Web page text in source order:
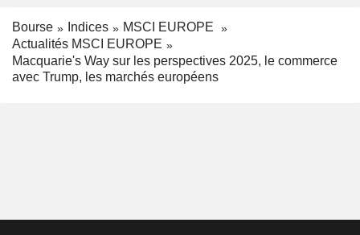
Bourse Indices
MSCI EUROPE
Actualités MSCI EUROPE
Macquarie's Way sur les perspectives 2025, le commerce
avec Trump, les marchés européens